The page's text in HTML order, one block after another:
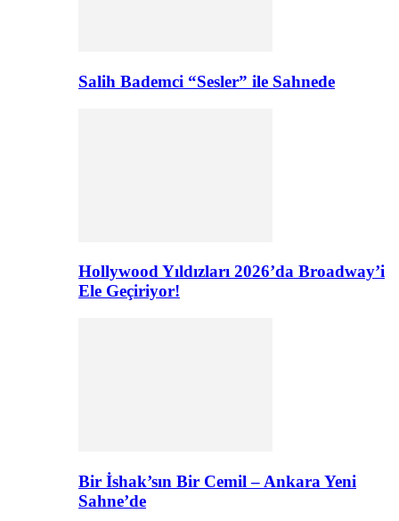
Salih Bademci “Sesler” ile Sahnede
Hollywood Yıldızları 2026’da Broadway’i
Ele Geçiriyor!
Bir İshak’sın Bir Cemil – Ankara Yeni
Sahne’de